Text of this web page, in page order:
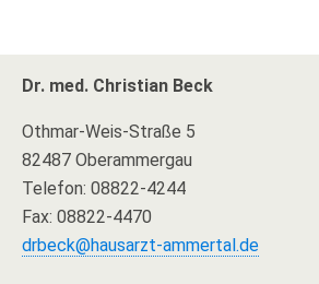
Dr. med. Christian Beck
Othmar-Weis-Straße 5
82487 Oberammergau
Telefon: 08822-4244
Fax: 08822-4470
drbeck@hausarzt-ammertal.de